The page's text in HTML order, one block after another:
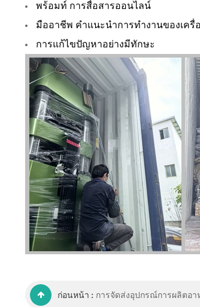
พร้อมท์ การสื่อสารออนไลน์
มืออาชีพ คำแนะนำการทำงานของเครื่
การแก้ไขปัญหาอย่างมีทักษะ
ก่อนหน้า : การจัดส่งอุปกรณ์การผลิตอา